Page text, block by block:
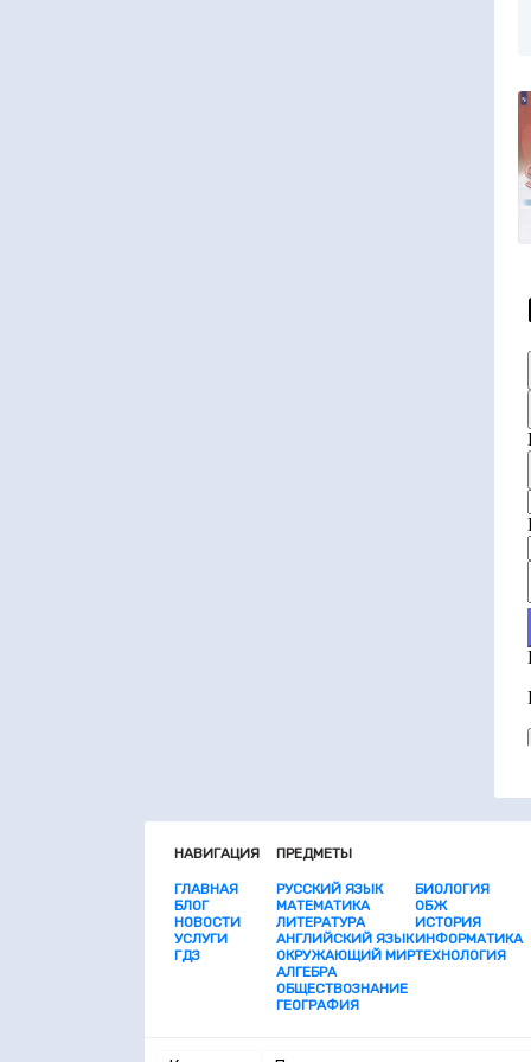
НАВИГАЦИЯ
ГЛАВНАЯ
БЛОГ
НОВОСТИ
УСЛУГИ
ГДЗ
ПРЕДМЕТЫ
РУССКИЙ ЯЗЫК
МАТЕМАТИКА
ЛИТЕРАТУРА
АНГЛИЙСКИЙ ЯЗЫК
ОКРУЖАЮЩИЙ МИР
АЛГЕБРА
ОБЩЕСТВОЗНАНИЕ
ГЕОГРАФИЯ
БИОЛОГИЯ
ОБЖ
ИСТОРИЯ
ИНФОРМАТИКА
ТЕХНОЛОГИЯ